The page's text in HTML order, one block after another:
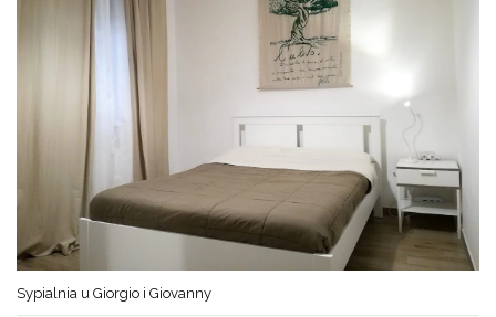
Sypialnia u Giorgio i Giovanny